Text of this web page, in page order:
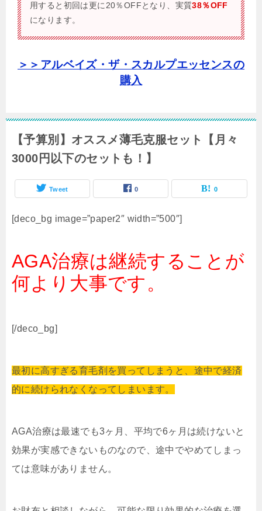
用すると初回は更に20％OFFとなり、実質38％OFF
になります。
＞＞アルベイズ・ザ・スカルプエッセンスの
購入
【予算別】オススメ薄毛克服セット【月々
3000円以下のセットも！】
Tweet 0 0
[deco_bg image=”paper2″ width=”500″]
AGA治療は継続することが
何より大事です。
[/deco_bg]
最初に高すぎる育毛剤を買ってしまうと、途中で経済
的に続けられなくなってしまいます。
AGA治療は最速でも3ヶ月、平均で6ヶ月は続けないと
効果が実感できないものなので、途中でやめてしまっ
ては意味がありません。